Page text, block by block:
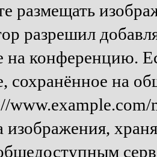
размещать
разрешил
на конференцию.
сохранённое на
изображения,